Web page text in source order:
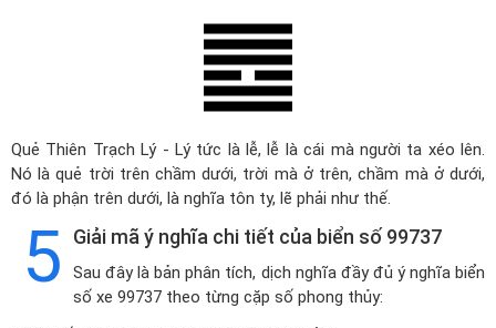
Quẻ Thiên Trạch Lý - Lý tức là lễ, lễ là cái mà người ta xéo lên.
Nó là quẻ trời trên chầm dưới, trời mà ở trên, chầm mà ở dưới,
đó là phận trên dưới, là nghĩa tôn ty, lẽ phải như thế.
5 Giải mã ý nghĩa chi tiết của biển số 99737
Sau đây là bản phân tích, dịch nghĩa đầy đủ ý nghĩa biển
số xe 99737 theo từng cặp số phong thủy: